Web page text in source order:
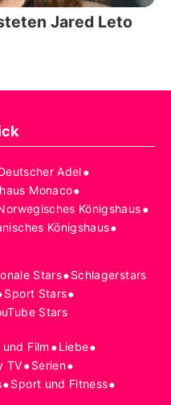
Jared Leto
Adel•
Monaco•
Königshaus•
Königshaus•
Stars•Schlagerstars
Sport Stars•
Stars
und Film •Liebe•
TV•Serien•
•Sport und Fitness•